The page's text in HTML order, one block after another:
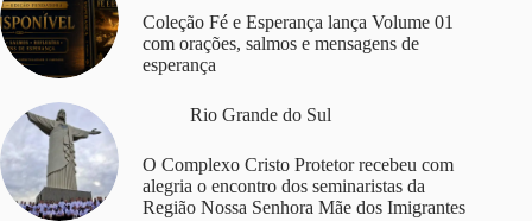
Coleção Fé e Esperança lança Volume 01
com orações, salmos e mensagens de
esperança
Rio Grande do Sul
O Complexo Cristo Protetor recebeu com
alegria o encontro dos seminaristas da
Região Nossa Senhora Mãe dos Imigrantes